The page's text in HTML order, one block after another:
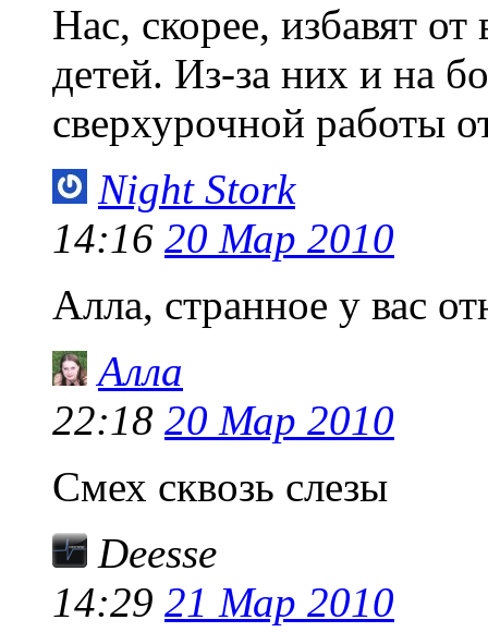
Нас, скорее, избавят
детей. Из-за них и на
сверхурочной работы
Night Stork
14:16 20 Мар 2010
Алла, странное у вас
Алла
22:18 20 Мар 2010
Смех сквозь слезы
Deesse
14:29 21 Мар 2010